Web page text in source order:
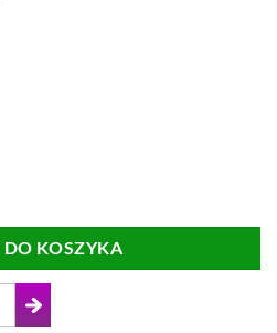
DO KOSZYKA